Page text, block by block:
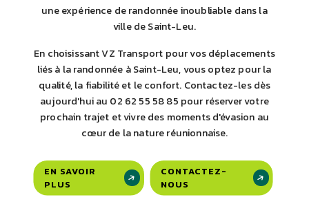
une expérience de randonnée inoubliable dans la
ville de Saint-Leu.
En choisissant VZ Transport pour vos déplacements
liés à la randonnée à Saint-Leu, vous optez pour la
qualité, la fiabilité et le confort. Contactez-les dès
aujourd'hui au 02 62 55 58 85 pour réserver votre
prochain trajet et vivre des moments d'évasion au
cœur de la nature réunionnaise.
EN SAVOIR
PLUS
CONTACTEZ-
NOUS